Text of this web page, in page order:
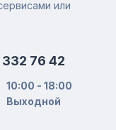
или
76 42
10:00 - 18:00
Выходной